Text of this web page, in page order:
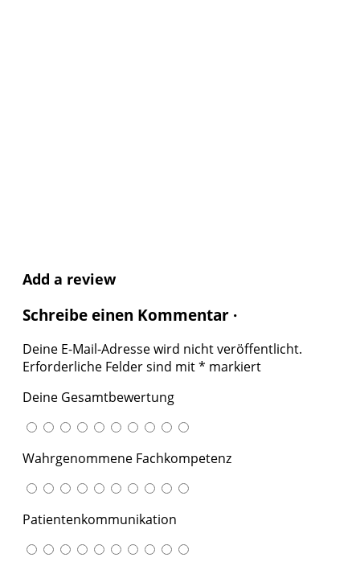
Add a review
Schreibe einen Kommentar ·
Deine E-Mail-Adresse wird nicht veröffentlicht.
Erforderliche Felder sind mit* markiert
Deine Gesamtbewertung
Wahrgenommene Fachkompetenz
Patientenkommunikation